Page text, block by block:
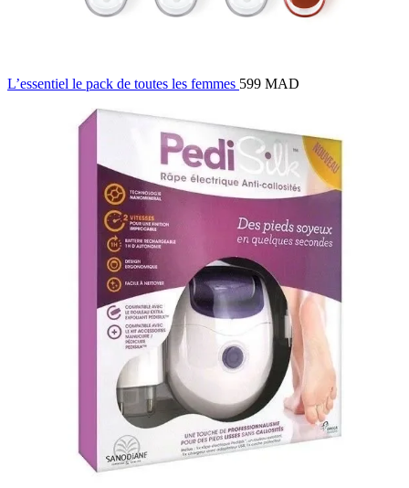
L’essentiel le pack de toutes les femmes 599 MAD